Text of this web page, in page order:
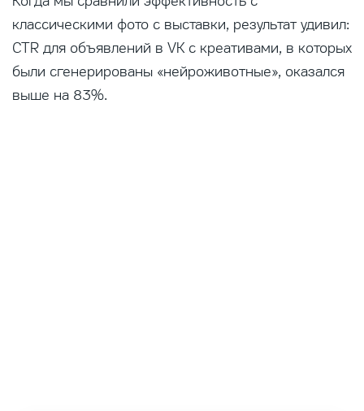
классическими фото с выставки, результат удивил:
CTR для объявлений в VK с креативами, в которых
были сгенерированы «нейроживотные», оказался
выше на 83%.